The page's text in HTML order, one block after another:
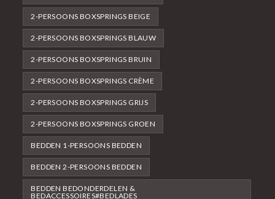
2-PERSOONS BOXSPRINGS BEIGE
2-PERSOONS BOXSPRINGS BLAUW
2-PERSOONS BOXSPRINGS BRUIN
2-PERSOONS BOXSPRINGS CRÈME
2-PERSOONS BOXSPRINGS GRIJS
2-PERSOONS BOXSPRINGS GROEN
BEDDEN 1-PERSOONS BEDDEN
BEDDEN 2-PERSOONS BEDDEN
BEDDEN BEDONDERDELEN &
BEDACCESSOIRES#BEDLADES